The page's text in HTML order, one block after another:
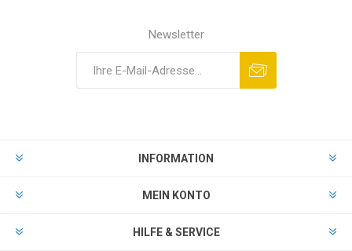
Newsletter
INFORMATION
MEIN KONTO
HILFE & SERVICE